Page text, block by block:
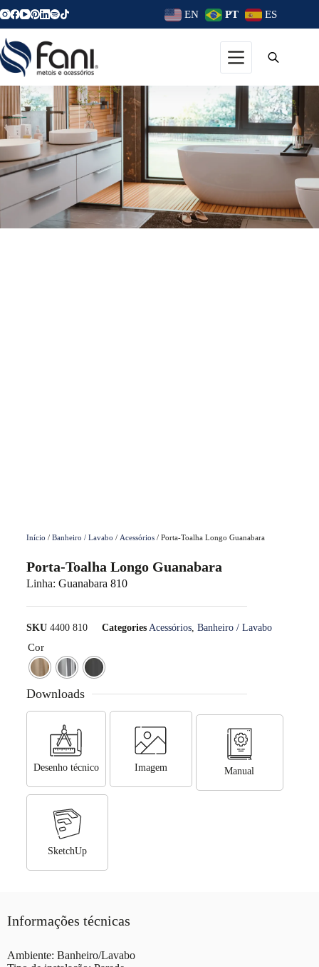
EN PT ES
Início / Banheiro / Lavabo / Acessórios/ Porta-Toalha Longo Guanabara
Porta-Toalha Longo Guanabara
Linha: Guanabara 810
SKU 4400 810 Categories Acessórios, Banheiro / Lavabo
Cor
Downloads
Desenho técnico Imagem Manual
SketchUp
Informações técnicas
Ambiente: Banheiro/Lavabo